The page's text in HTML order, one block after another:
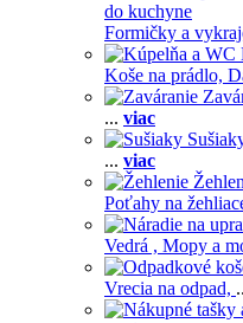
do kuchyne
Formičky a
Koše na prádlo,
... viac
... viac
Poťahy na
Vedrá , Mopy a
Vrecia na odpad,